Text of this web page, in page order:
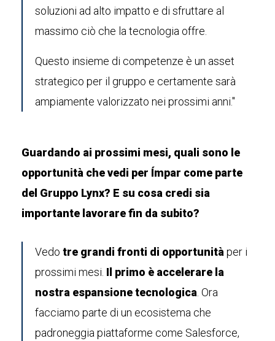
soluzioni ad alto impatto e di sfruttare al
massimo ciò che la tecnologia offre.
Questo insieme di competenze è un asset
strategico per il gruppo e certamente sarà
ampiamente valorizzato nei prossimi anni."
Guardando ai prossimi mesi, quali sono le
opportunità che vedi per Ímpar come parte
del Gruppo Lynx? E su cosa credi sia
importante lavorare fin da subito?
Vedo tre grandi fronti di opportunità per i
prossimi mesi. Il primo è accelerare la
nostra espansione tecnologica . Ora
facciamo parte di un ecosistema che
padroneggia piattaforme come Salesforce,